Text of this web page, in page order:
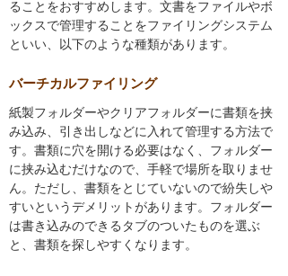
ることをおすすめします。文書をファイルやボ
ックスで管理することをファイリングシステム
といい、以下のような種類があります。
バーチカルファイリング
紙製フォルダーやクリアフォルダーに書類を挟
み込み、引き出しなどに入れて管理する方法で
す。書類に穴を開ける必要はなく、フォルダー
に挟み込むだけなので、手軽で場所を取りませ
ん。ただし、書類をとじていないので紛失しや
すいというデメリットがあります。フォルダー
は書き込みのできるタブのついたものを選ぶ
と、書類を探しやすくなります。